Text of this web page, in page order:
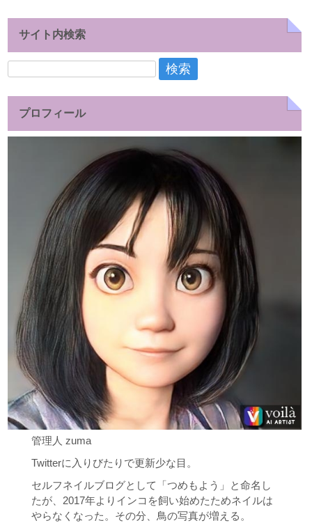
サイト内検索
検
プロフィール
管理人 zuma
Twitterに入りびたりで更新少な目。
セルフネイルブログとして「つめもよう」と命名し
たが、2017年よりインコを飼い始めたためネイルは
やらなくなった。その分、鳥の写真が増える。